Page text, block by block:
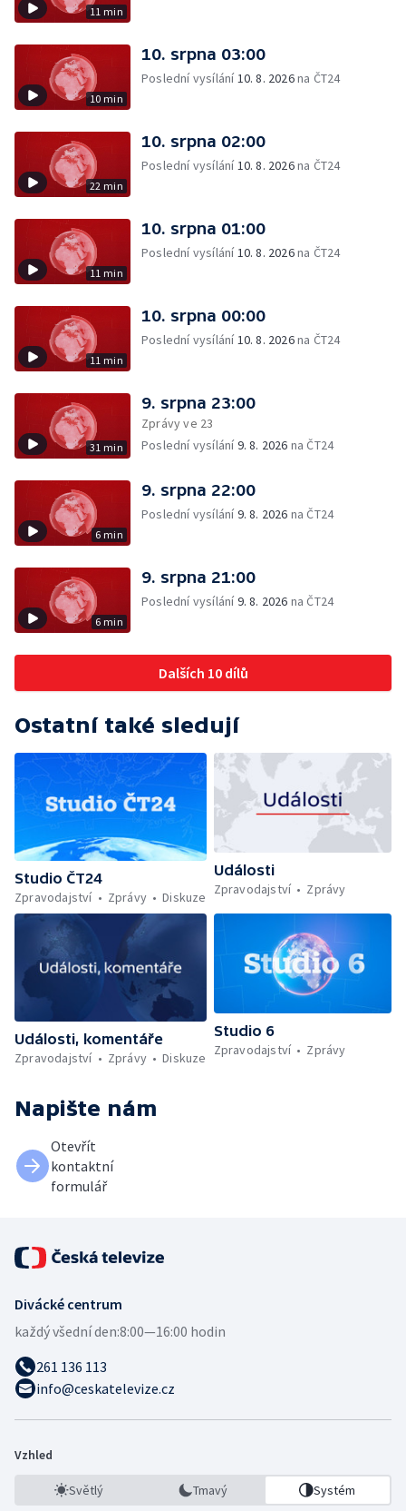
11 min
10 min
10. srpna 03:00
Poslední vysílání10. 8. 2026na ČT24
22 min
10. srpna 02:00
Poslední vysílání10. 8. 2026na ČT24
11 min
10. srpna 01:00
Poslední vysílání10. 8. 2026na ČT24
11 min
10. srpna 00:00
Poslední vysílání10. 8. 2026na ČT24
31 min
9. srpna 23:00
Zprávy ve 23
Poslední vysílání9. 8. 2026 na ČT24
6 min
9. srpna 22:00
Poslední vysílání9. 8. 2026 na ČT24
6 min
9. srpna 21:00
Poslední vysílání9. 8. 2026 na ČT24
Dalších 10 dílů
Ostatní také sledují
Studio ČT24
Zpravodajství
Zprávy Diskuze
Události
Zpravodajství
Zprávy
Události, komentáře
Zpravodajství
Zprávy Diskuze
Studio 6
Zpravodajství
Zprávy
Napište nám
Otevřít
kontaktní
formulář
Divácké centrum
každý všední den:8:00—16:00 hodin
261 136 113
info@ceskatelevize.cz
Vzhled
Světlý Tmavý Systém